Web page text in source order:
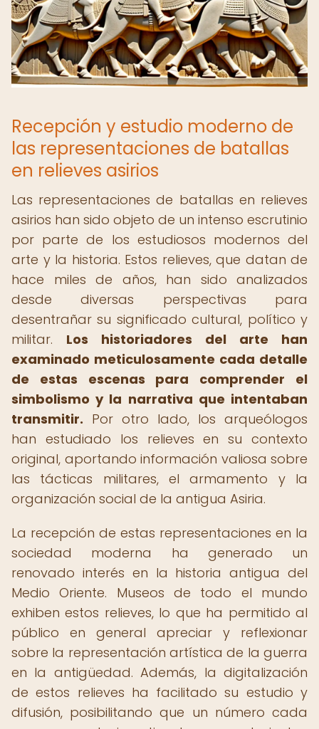
Recepción y estudio moderno de
las representaciones de batallas
en relieves asirios
Las representaciones de batallas en relieves
asirios han sido objeto de un intenso escrutinio
por parte de los estudiosos modernos del
arte y la historia. Estos relieves, que datan de
hace miles de años, han sido analizados
desde diversas perspectivas para
desentrañar su significado cultural, político y
militar. Los historiadores del arte han
examinado meticulosamente cada detalle
de estas escenas para comprender el
simbolismo y la narrativa que intentaban
transmitir. Por otro lado, los arqueólogos
han estudiado los relieves en su contexto
original, aportando información valiosa sobre
las tácticas militares, el armamento y la
organización social de la antigua Asiria.
La recepción de estas representaciones en la
sociedad moderna ha generado un
renovado interés en la historia antigua del
Medio Oriente. Museos de todo el mundo
exhiben estos relieves, lo que ha permitido al
público en general apreciar y reflexionar
sobre la representación artística de la guerra
en la antigüedad. Además, la digitalización
de estos relieves ha facilitado su estudio y
difusión, posibilitando que un número cada